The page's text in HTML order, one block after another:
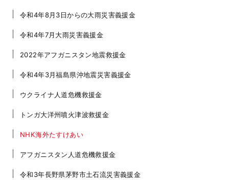
令和4年8月3日からの大雨災害義援金
令和4年7月大雨災害義援金
2022年アフガニスタン地震救援金
令和4年3月福島県沖地震災害義援金
ウクライナ人道危機救援金
トンガ大洋州噴火津波救援金
NHK海外たすけあい
アフガニスタン人道危機救援金
令和3年長野県茅野市土石流災害義援金